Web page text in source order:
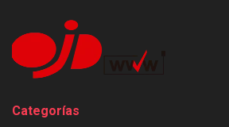
Categorías